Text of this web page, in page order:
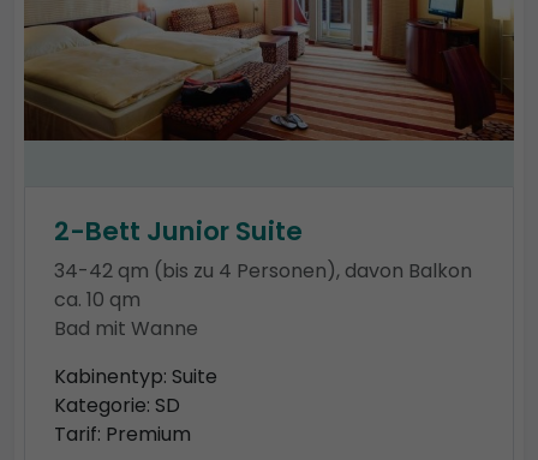
2-Bett Junior Suite
34-42 qm (bis zu 4 Personen), davon Balkon
ca. 10 qm
Bad mit Wanne
Kabinentyp: Suite
Kategorie: SD
Tarif: Premium